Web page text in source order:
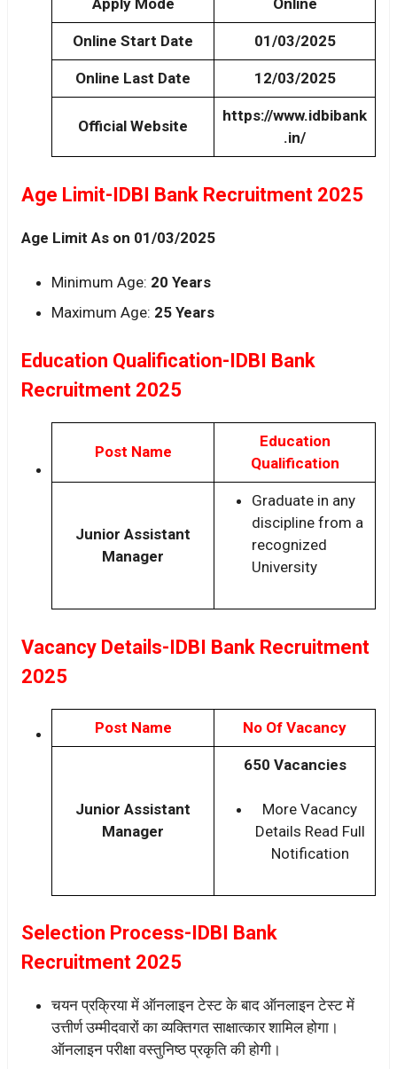
Apply Mode Online
Online Start Date 01/03/2025
Online Last Date 12/03/2025
Official Website
https://www.idbibank
.in/
Age Limit-IDBI Bank Recruitment 2025
Age Limit As on 01/03/2025
Minimum Age: 20 Years
Maximum Age: 25 Years
Education Qualification-IDBI Bank
Recruitment 2025
Post Name
Education
Qualification
Junior Assistant
Manager
Graduate in any
discipline from a
recognized
University
Vacancy Details-IDBI Bank Recruitment
2025
Post Name No Of Vacancy
Junior Assistant
Manager
650 Vacancies
More Vacancy
Details Read Full
Notification
Selection Process-IDBI Bank
Recruitment 2025
चयन प्रक्रिया में ऑनलाइन टेस्ट के बाद ऑनलाइन टेस्ट में
उत्तीर्ण उम्मीदवारों का व्यक्तिगत साक्षात्कार शामिल होगा।
ऑनलाइन परीक्षा वस्तुनिष्ठ प्रकृति की होगी।